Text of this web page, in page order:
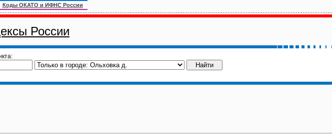
Коды ОКАТО и ИФНС России
России